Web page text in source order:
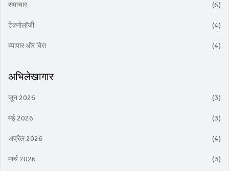
समाचार (6)
टेक्नोलॉजी (4)
व्यापार और वित्त (4)
अभिलेखागार
जून 2026 (3)
मई 2026 (3)
अप्रैल 2026 (4)
मार्च 2026 (3)